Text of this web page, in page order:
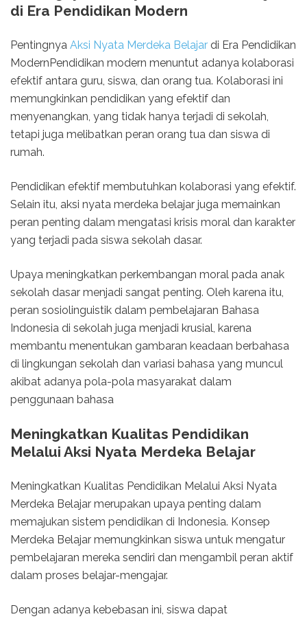
di Era Pendidikan Modern
Pentingnya Aksi Nyata Merdeka Belajar di Era Pendidikan
ModernPendidikan modern menuntut adanya kolaborasi
efektif antara guru, siswa, dan orang tua. Kolaborasi ini
memungkinkan pendidikan yang efektif dan
menyenangkan, yang tidak hanya terjadi di sekolah,
tetapi juga melibatkan peran orang tua dan siswa di
rumah.
Pendidikan efektif membutuhkan kolaborasi yang efektif.
Selain itu, aksi nyata merdeka belajar juga memainkan
peran penting dalam mengatasi krisis moral dan karakter
yang terjadi pada siswa sekolah dasar.
Upaya meningkatkan perkembangan moral pada anak
sekolah dasar menjadi sangat penting. Oleh karena itu,
peran sosiolinguistik dalam pembelajaran Bahasa
Indonesia di sekolah juga menjadi krusial, karena
membantu menentukan gambaran keadaan berbahasa
di lingkungan sekolah dan variasi bahasa yang muncul
akibat adanya pola-pola masyarakat dalam
penggunaan bahasa
Meningkatkan Kualitas Pendidikan
Melalui Aksi Nyata Merdeka Belajar
Meningkatkan Kualitas Pendidikan Melalui Aksi Nyata
Merdeka Belajar merupakan upaya penting dalam
memajukan sistem pendidikan di Indonesia. Konsep
Merdeka Belajar memungkinkan siswa untuk mengatur
pembelajaran mereka sendiri dan mengambil peran aktif
dalam proses belajar-mengajar.
Dengan adanya kebebasan ini, siswa dapat